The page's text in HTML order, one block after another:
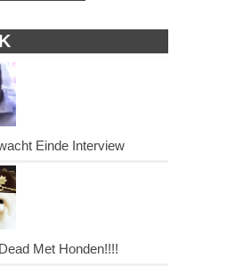
Einde Interview
Met Honden!!!!